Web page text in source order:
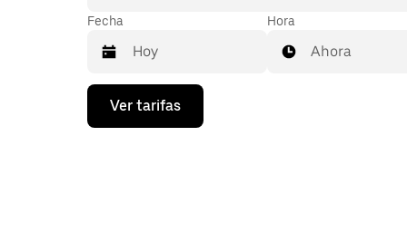
Fecha
Presiona
flecha
Hora
Ahora
Ver tarifas